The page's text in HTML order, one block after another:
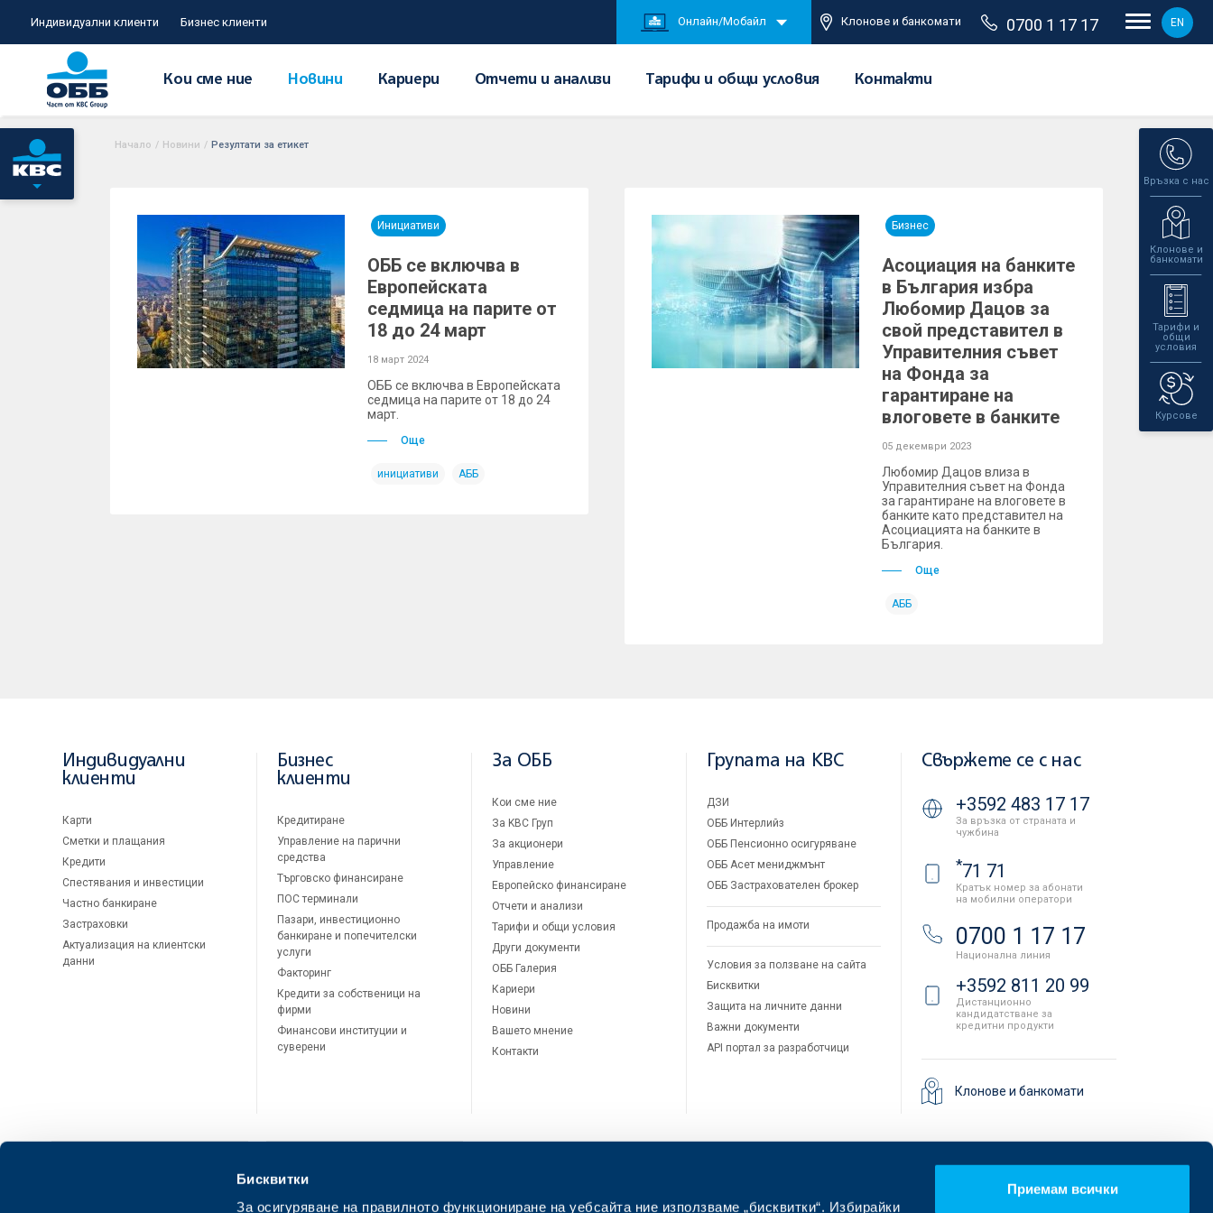
Бисквитки
За осигуряване на правилното функциониране на уебсайта ние използваме „бисквитки“. Избирайки
Приемам всички
Индивидуални клиенти Бизнес клиенти Онлайн/Мобайл Клонове и банкомати 0700 1 17 17 EN
Кои сме ние Новини Кариери Отчети и анализи Тарифи и общи условия Контакти
Връзка с нас
Клонове и
банкомати
Тарифи и
общи
условия
Курсове
Начало / Новини / Резултати за етикет
Инициативи
ОББ се включва в
Европейската
седмица на парите от
18 до 24 март
18 март 2024
ОББ се включва в Европейската
седмица на парите от 18 до 24
март.
Още
инициативи АББ
Бизнес
Асоциация на банките
в България избра
Любомир Дацов за
свой представител в
Управителния съвет
на Фонда за
гарантиране на
влоговете в банките
05 декември 2023
Любомир Дацов влиза в
Управителния съвет на Фонда
за гарантиране на влоговете в
банките като представител на
Асоциацията на банките в
България.
Още
АББ
Индивидуални
клиенти
Карти
Сметки и плащания
Кредити
Спестявания и инвестиции
Частно банкиране
Застраховки
Актуализация на клиентски
данни
Бизнес
клиенти
Кредитиране
Управление на парични
средства
Търговско финансиране
ПОС терминали
Пазари, инвестиционно
банкиране и попечителски
услуги
Факторинг
Кредити за собственици на
фирми
Финансови институции и
суверени
За ОББ
Кои сме ние
За KBC Груп
За акционери
Управление
Европейско финансиране
Отчети и анализи
Тарифи и общи условия
Други документи
ОББ Галерия
Кариери
Новини
Вашето мнение
Контакти
Групата на KBC
ДЗИ
ОББ Интерлийз
ОББ Пенсионно осигуряване
ОББ Асет мениджмънт
ОББ Застрахователен брокер
Продажба на имоти
Условия за ползване на сайта
Бисквитки
Защита на личните данни
Важни документи
API портал за разработчици
Свържете се с нас
+3592 483 17 17
За връзка от страната и
чужбина
*71 71
Кратък номер за абонати
на мобилни оператори
0700 1 17 17
Национална линия
+3592 811 20 99
Дистанционно
кандидатстване за
кредитни продукти
Клонове и банкомати